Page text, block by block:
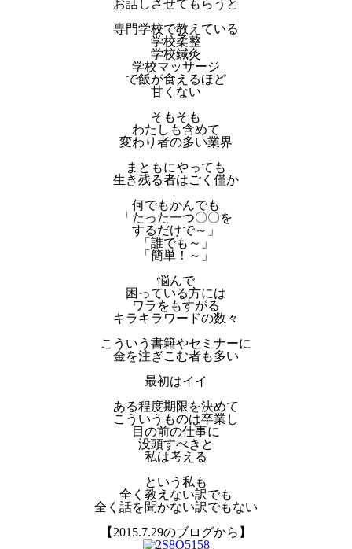
お話しさせてもらうと
専門学校で教えている
学校柔整
学校鍼灸
学校マッサージ
で飯が食えるほど
甘くない
そもそも
わたしも含めて
変わり者の多い業界
まともにやっても
生き残る者はごく僅か
何でもかんでも
「たった一つ〇〇を
するだけで～」
「誰でも～」
「簡単！～」
悩んで
困っている方には
ワラをもすがる
キラキラワードの数々
こういう書籍やセミナーに
金を注ぎこむ者も多い
最初はイイ
ある程度期限を決めて
こういうものは卒業し
目の前の仕事に
没頭すべきと
私は考える
という私も
全く教えない訳でも
全く話を聞かない訳でもない
【2015.7.29のブログから】